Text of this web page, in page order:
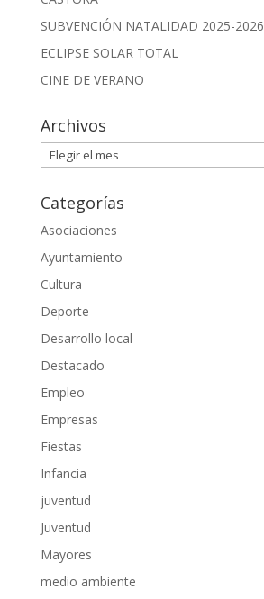
SUBVENCIÓN NATALIDAD 2025-2026
ECLIPSE SOLAR TOTAL
CINE DE VERANO
Archivos
Archivos
Categorías
Asociaciones
Ayuntamiento
Cultura
Deporte
Desarrollo local
Destacado
Empleo
Empresas
Fiestas
Infancia
juventud
Juventud
Mayores
medio ambiente